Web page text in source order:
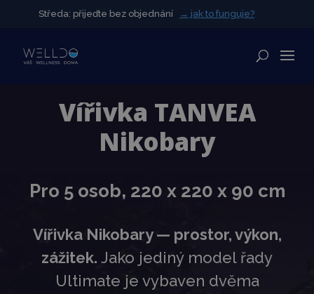
Vířivka TANVEA
Nikobary
Pro 5 osob, 220 x 220 x 90 cm
Vířivka Nikobary — prostor, výkon,
zážitek. Jako jediný model řady
Ultimate je vybaven dvěma
Středa: přijeďte bez objednání → jak to funguje?
Středa: přijeďte bez objednání → jak to funguje?